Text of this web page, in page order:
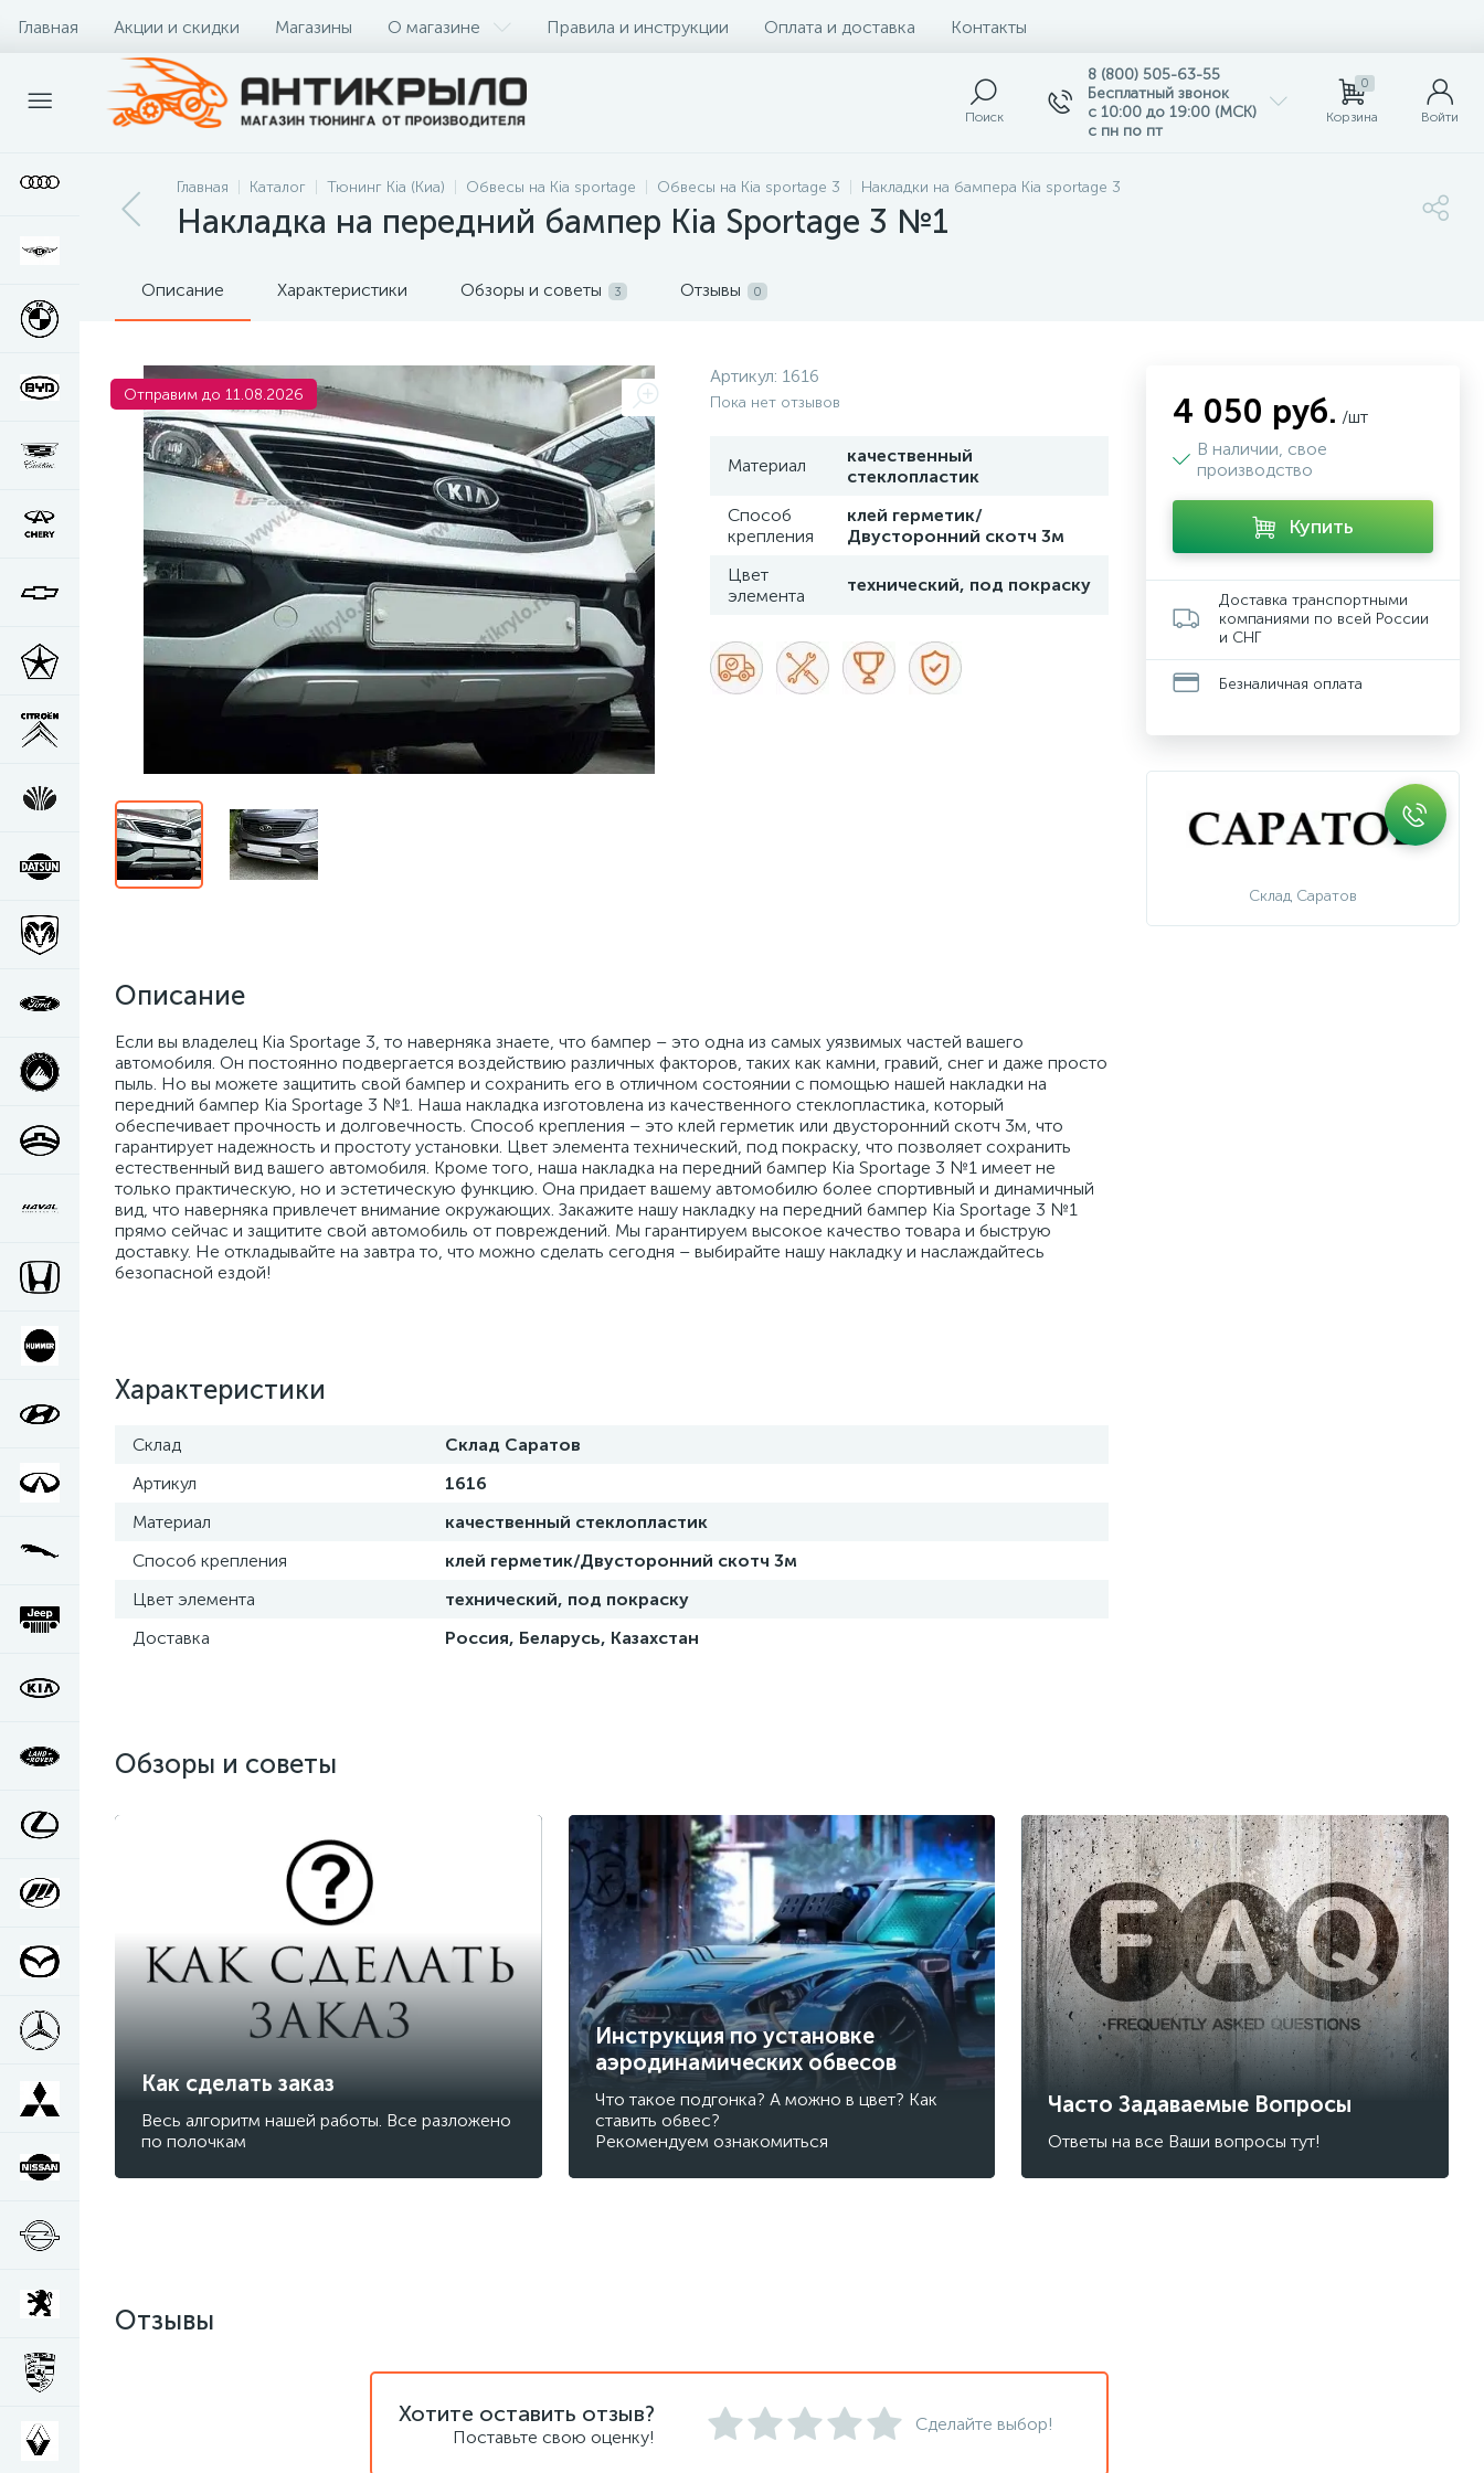
Главная Акции и скидки Магазины О магазине Правила и инструкции Оплата и доставка Контакты
Поиск
8 (800) 505-63-55
Бесплатный звонок
с 10:00 до 19:00 (МСК)
с пн по пт
0
Корзина Войти
Главная Каталог Тюнинг Kia (Киа) Обвесы на Kia sportage Обвесы на Kia sportage 3 Накладки на бампера Kia sportage 3
Накладка на передний бампер Kia Sportage 3 №1
Описание Характеристики Обзоры и советы 3 Отзывы 0
Отправим до 11.08.2026
Артикул: 1616
Пока нет отзывов
Материал
качественный
стеклопластик
Способ
крепления
клей герметик/
Двусторонний скотч 3м
Цвет
элемента
технический, под покраску
Описание
Если вы владелец Kia Sportage 3, то наверняка знаете, что бампер – это одна из самых уязвимых частей вашего
автомобиля. Он постоянно подвергается воздействию различных факторов, таких как камни, гравий, снег и даже просто
пыль. Но вы можете защитить свой бампер и сохранить его в отличном состоянии с помощью нашей накладки на
передний бампер Kia Sportage 3 №1. Наша накладка изготовлена из качественного стеклопластика, который
обеспечивает прочность и долговечность. Способ крепления – это клей герметик или двусторонний скотч 3м, что
гарантирует надежность и простоту установки. Цвет элемента технический, под покраску, что позволяет сохранить
естественный вид вашего автомобиля. Кроме того, наша накладка на передний бампер Kia Sportage 3 №1 имеет не
только практическую, но и эстетическую функцию. Она придает вашему автомобилю более спортивный и динамичный
вид, что наверняка привлечет внимание окружающих. Закажите нашу накладку на передний бампер Kia Sportage 3 №1
прямо сейчас и защитите свой автомобиль от повреждений. Мы гарантируем высокое качество товара и быструю
доставку. Не откладывайте на завтра то, что можно сделать сегодня – выбирайте нашу накладку и наслаждайтесь
безопасной ездой!
Характеристики
Склад
Склад Саратов
Артикул
1616
Материал
качественный стеклопластик
Способ крепления
клей герметик/Двусторонний скотч 3м
Цвет элемента
технический, под покраску
Доставка
Россия, Беларусь, Казахстан
4 050 руб. /шт
В наличии, свое
производство
Купить
Доставка транспортными
компаниями по всей России
и СНГ
Безналичная оплата
Склад Саратов
Обзоры и советы
Как сделать заказ
Весь алгоритм нашей работы. Все разложено
по полочкам
Инструкция по установке
аэродинамических обвесов
Что такое подгонка? А можно в цвет? Как
ставить обвес?
Рекомендуем ознакомиться
Часто Задаваемые Вопросы
Ответы на все Ваши вопросы тут!
Отзывы
Хотите оставить отзыв?
Поставьте свою оценку!
Сделайте выбор!